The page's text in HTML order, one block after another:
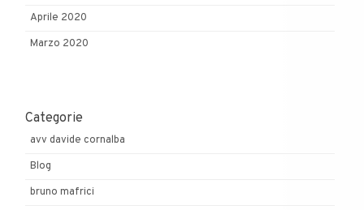
Aprile 2020
Marzo 2020
Categorie
avv davide cornalba
Blog
bruno mafrici